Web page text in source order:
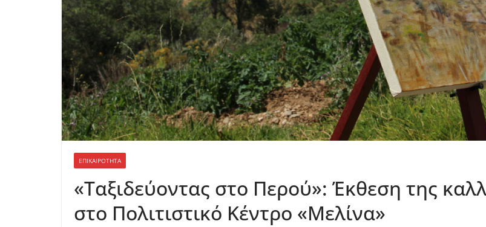
ΕΠΙΚΑΙΡΟΤΗΤΑ
«Ταξιδεύοντας στο Περού»: Έκθεση της
στο Πολιτιστικό Κέντρο «Μελίνα»